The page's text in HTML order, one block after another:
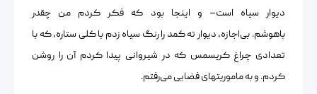
دیوار سیاه است– و اینجا بود که فکر کردم من چقدر
باهوشم. بی‌اجازه، دیوار ته‌ کمد را رنگ سیاه زدم با کلی ستاره، که با
تعدادی چراغ کریسمس که در شیروانی پیدا کردم آن را روشن
کردم. و به ماموریتهای فضایی می‌رفتم.